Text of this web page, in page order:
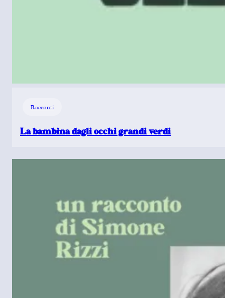
Racconti
La bambina dagli occhi grandi verdi